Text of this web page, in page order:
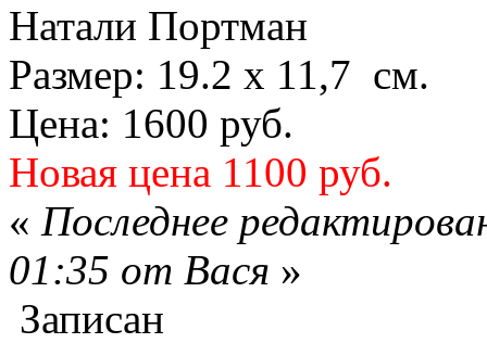
Натали Портман
Размер: 19.2 х 11,7 см.
Цена: 1600 руб.
Новая цена 1100 руб.
« Последнее
01:35 от Вася »
Записан